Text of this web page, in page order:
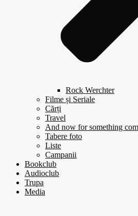
Rock Werchter
Filme și Seriale
Cărți
Travel
And now for something
Tabere foto
Liste
Campanii
Bookclub
Audioclub
Trupa
Media